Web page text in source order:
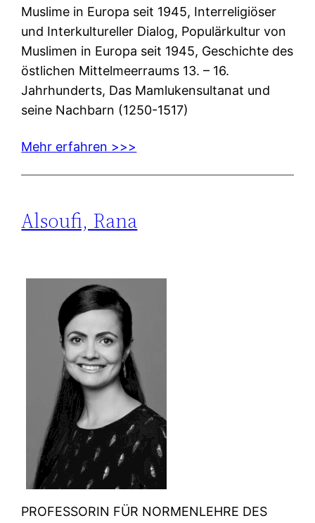
Muslime in Europa seit 1945, Interreligiöser
und Interkultureller Dialog, Populärkultur von
Muslimen in Europa seit 1945, Geschichte des
östlichen Mittelmeerraums 13. – 16.
Jahrhunderts, Das Mamlukensultanat und
seine Nachbarn (1250-1517)
Mehr erfahren >>>
Alsoufi, Rana
PROFESSORIN FÜR NORMENLEHRE DES